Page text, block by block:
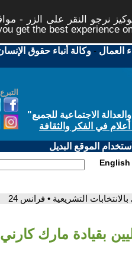
نرجو النقر على الزر -
get the best experience
العمال -وكالة أنباء حقوق
الاجتماعية للجميع"
في الفكر والثقافة
الموقع البديل
English
التشريعية • فرانس 24
بقيادة مارك كارني